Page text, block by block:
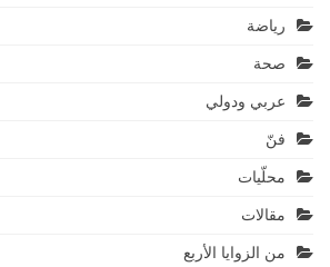
رياضة
صحة
عربي ودولي
فنّ
محلّيات
مقالات
من الزوايا الأربع